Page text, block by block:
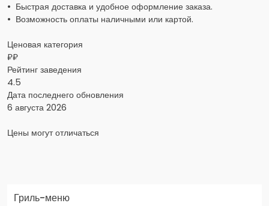
• Быстрая доставка и удобное оформление заказа.
• Возможность оплаты наличными или картой.
Ценовая категория
₽₽
Рейтинг заведения
4.5
Дата последнего обновления
6 августа 2026
Цены могут отличаться
Гриль-меню